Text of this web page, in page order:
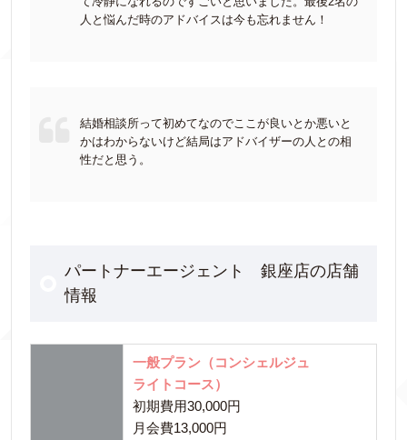
人と悩んだ時のアドバイスは今も忘れません！
結婚相談所って初めてなのでここが良いとか悪いと
かはわからないけど結局はアドバイザーの人との相
性だと思う。
パートナーエージェント 銀座店の店舗
情報
一般プラン（コンシェルジュ
ライトコース）
初期費用30,000円
月会費13,000円